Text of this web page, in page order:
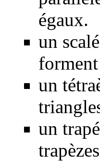
égaux.
un
un
un